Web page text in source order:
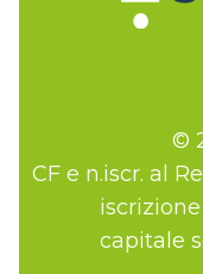
©
CF e n.iscr. al
iscrizione
capitale